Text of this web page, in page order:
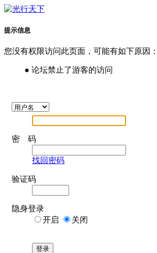
提示信息
您没有权限访问此页面，可能有如下原因：
● 论坛禁止了游客的访问
密 码
找回密码
验证码
隐身登录
开启
关闭
登录